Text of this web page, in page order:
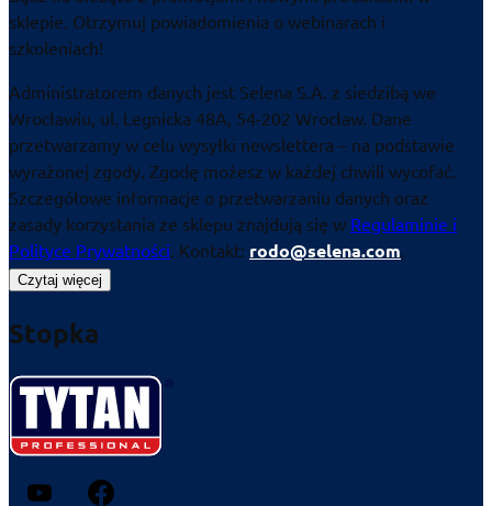
sklepie. Otrzymuj powiadomienia o webinarach i
szkoleniach!
Administratorem danych jest Selena S.A. z siedzibą we
Wrocławiu, ul. Legnicka 48A, 54-202 Wrocław. Dane
przetwarzamy w celu wysyłki newslettera – na podstawie
wyrażonej zgody. Zgodę możesz w każdej chwili wycofać.
Szczegółowe informacje o przetwarzaniu danych oraz
zasady korzystania ze sklepu znajdują się w Regulaminie i
Polityce Prywatności. Kontakt: rodo@selena.com.
Czytaj więcej
Stopka